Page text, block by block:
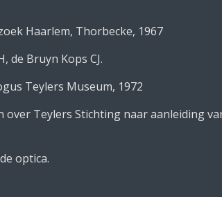
Haarlem, Thorbecke, 1967
de Bruyn Kops CJ.
Teylers Museum, 1972
over Teylers Stichting naar aanleiding
optica.